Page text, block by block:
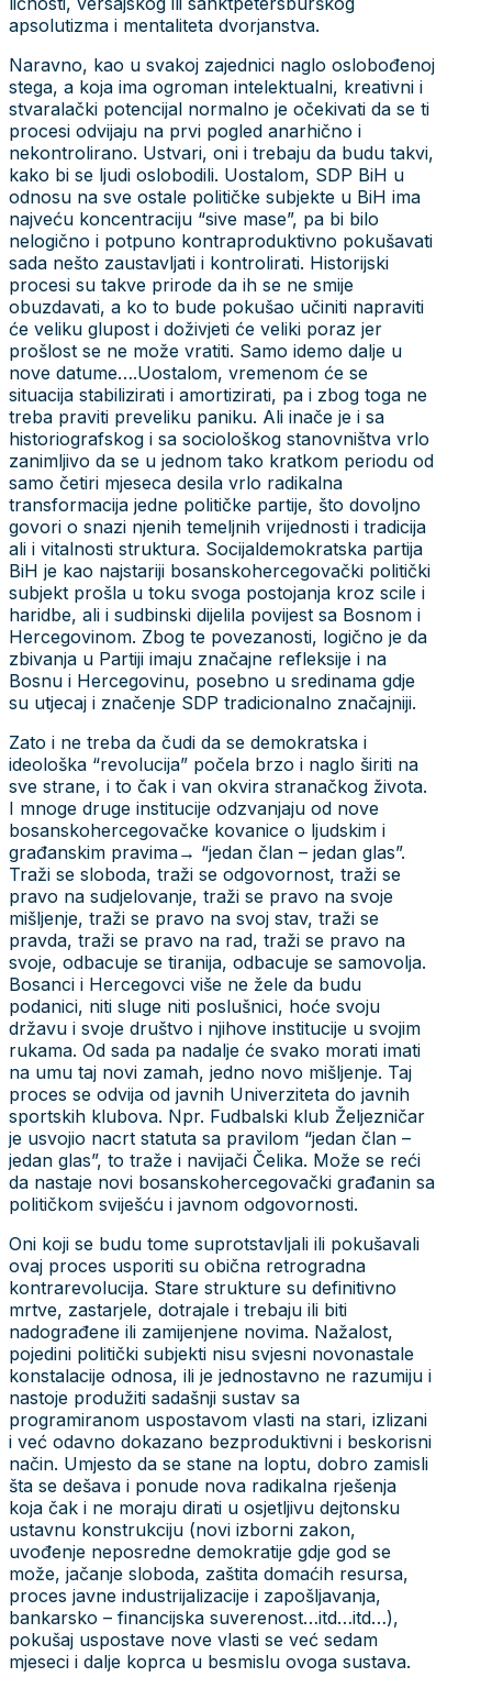
apsolutizma i mentaliteta dvorjanstva.
Naravno, kao u svakoj zajednici naglo oslobođenoj
stega, a koja ima ogroman intelektualni, kreativni i
stvaralački potencijal normalno je očekivati da se ti
procesi odvijaju na prvi pogled anarhično i
nekontrolirano. Ustvari, oni i trebaju da budu takvi,
kako bi se ljudi oslobodili. Uostalom, SDP BiH u
odnosu na sve ostale političke subjekte u BiH ima
najveću koncentraciju “sive mase”, pa bi bilo
nelogično i potpuno kontraproduktivno pokušavati
sada nešto zaustavljati i kontrolirati. Historijski
procesi su takve prirode da ih se ne smije
obuzdavati, a ko to bude pokušao učiniti napraviti
će veliku glupost i doživjeti će veliki poraz jer
prošlost se ne može vratiti. Samo idemo dalje u
nove datume….Uostalom, vremenom će se
situacija stabilizirati i amortizirati, pa i zbog toga ne
treba praviti preveliku paniku. Ali inače je i sa
historiografskog i sa sociološkog stanovništva vrlo
zanimljivo da se u jednom tako kratkom periodu od
samo četiri mjeseca desila vrlo radikalna
transformacija jedne političke partije, što dovoljno
govori o snazi njenih temeljnih vrijednosti i tradicija
ali i vitalnosti struktura. Socijaldemokratska partija
BiH je kao najstariji bosanskohercegovački politički
subjekt prošla u toku svoga postojanja kroz scile i
haridbe, ali i sudbinski dijelila povijest sa Bosnom i
Hercegovinom. Zbog te povezanosti, logično je da
zbivanja u Partiji imaju značajne refleksije i na
Bosnu i Hercegovinu, posebno u sredinama gdje
su utjecaj i značenje SDP tradicionalno značajniji.
Zato i ne treba da čudi da se demokratska i
ideološka “revolucija” počela brzo i naglo širiti na
sve strane, i to čak i van okvira stranačkog života.
I mnoge druge institucije odzvanjaju od nove
bosanskohercegovačke kovanice o ljudskim i
građanskim pravima→ “jedan član – jedan glas”.
Traži se sloboda, traži se odgovornost, traži se
pravo na sudjelovanje, traži se pravo na svoje
mišljenje, traži se pravo na svoj stav, traži se
pravda, traži se pravo na rad, traži se pravo na
svoje, odbacuje se tiranija, odbacuje se samovolja.
Bosanci i Hercegovci više ne žele da budu
podanici, niti sluge niti poslušnici, hoće svoju
državu i svoje društvo i njihove institucije u svojim
rukama. Od sada pa nadalje će svako morati imati
na umu taj novi zamah, jedno novo mišljenje. Taj
proces se odvija od javnih Univerziteta do javnih
sportskih klubova. Npr. Fudbalski klub Željezničar
je usvojio nacrt statuta sa pravilom “jedan član –
jedan glas”, to traže i navijači Čelika. Može se reći
da nastaje novi bosanskohercegovački građanin sa
političkom sviješću i javnom odgovornosti.
Oni koji se budu tome suprotstavljali ili pokušavali
ovaj proces usporiti su obična retrogradna
kontrarevolucija. Stare strukture su definitivno
mrtve, zastarjele, dotrajale i trebaju ili biti
nadograđene ili zamijenjene novima. Nažalost,
pojedini politički subjekti nisu svjesni novonastale
konstalacije odnosa, ili je jednostavno ne razumiju i
nastoje produžiti sadašnji sustav sa
programiranom uspostavom vlasti na stari, izlizani
i već odavno dokazano bezproduktivni i beskorisni
način. Umjesto da se stane na loptu, dobro zamisli
šta se dešava i ponude nova radikalna rješenja
koja čak i ne moraju dirati u osjetljivu dejtonsku
ustavnu konstrukciju (novi izborni zakon,
uvođenje neposredne demokratije gdje god se
može, jačanje sloboda, zaštita domaćih resursa,
proces javne industrijalizacije i zapošljavanja,
bankarsko – financijska suverenost…itd…itd…),
pokušaj uspostave nove vlasti se već sedam
mjeseci i dalje koprca u besmislu ovoga sustava.